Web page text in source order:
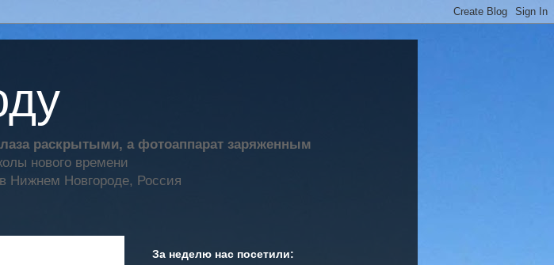
раскрытыми, а фотоаппарат заряженным
нового времени
Нижнем Новгороде, Россия
За неделю нас посетили: